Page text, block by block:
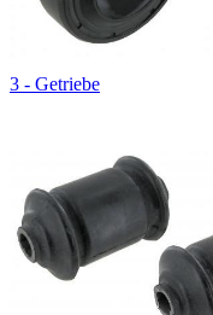
3 - Getriebe